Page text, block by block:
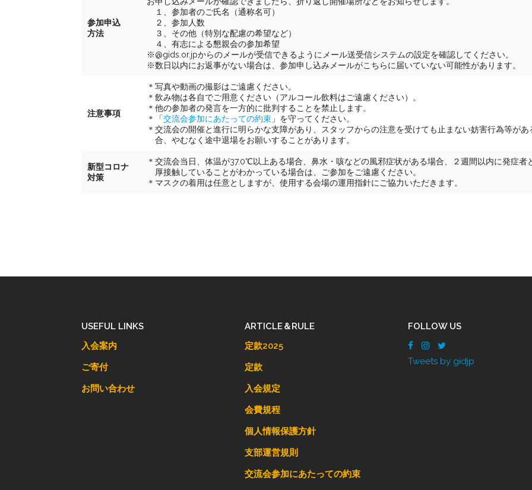
参加申込
方法
１、参加者のご氏名（通称名可）
２、参加人数
３、その他（特別な配慮の希望など）
４、有志による懇親会の参加希望
※@gids.or.jpからのメールが受信できるようにメール送受信システムの設定を確認してください。
※数日以内にお返事がない場合は、参加申し込みメールがこちらに届いていない可能性があります。
注意事項
＊写真や動画の撮影はご遠慮ください。
＊飲み物は各自でご用意ください（アルコール飲料はご遠慮ください）。
＊他の参加者の発言を一方的に批判することを禁止します。
＊「交流会参加にあたっての約束 」を守ってください。
＊交流会の開催と進行に明らかな支障があり、スタッフからの注意を受けても止まない妨害行為等があ
合、やむなく途中退場をお願いすることがあります。
新型コロナ
対策
＊交流会当日、体温が37.0℃以上ある場合、鼻水・咳などの風邪症状がある場合、２週間以内に発症者
厚接触していることがわかっている場合は、ご参加をご遠慮ください。
＊マスクの着用は任意としますが、使用する会場の運用指針にご協力いただきます。
USEFUL LINKS
入会案内
ご寄付
お問い合わせ
ARTICLE＆RULE
定款2025
定款
入会規定
会費規程
個人情報保護方針
支部運営規則
交流会参加にあたっての約束
FOLLOW US
Tweets by gidjp